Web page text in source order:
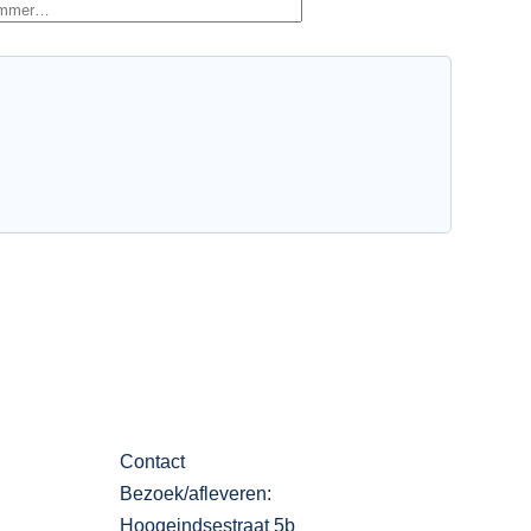
Contact
Bezoek/afleveren:
Hoogeindsestraat 5b